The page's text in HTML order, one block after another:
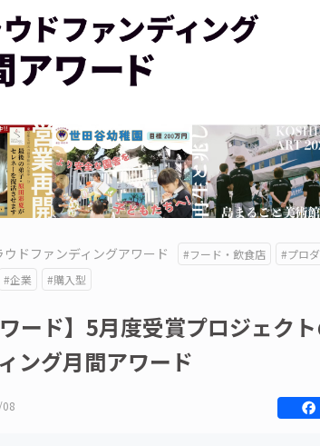
ウドファンディングアワード #フード・飲食店 #プロ
#企業 #購入型
ワード】5月度受賞プロジェク
ング月間アワード